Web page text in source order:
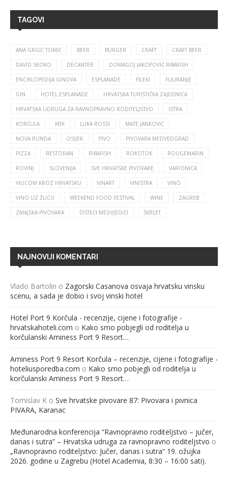
TAGOVI
ANA GRGIĆ TOMIĆ BEER BURGER CRAFT CRAFT BEER
DAVID SKOKO DECANTER DOMAGOJ JAKOPOVIĆ RIBAFISH
ENCIKLOPEDIJA GINOVA ESPLANADE FILEKI FULIRANJE
GIN HOTEL ESPLANADE HRVATSKA TURISTIČKA ZAJEDNICA
HRVATSKA UDRUGA ZA RAVNOPRAVNO RODITELJSTVO ISTRA
KORČULA KRK LUKA ROSSI MATE JANKOVIĆ
NOVA RUNDA OSIJEK PIVO PIVOVARA MEDVEDGRAD
PIZZA RESTORAN RIBAFISH ROKOTOK ROUGEMARIN
ROVINJ SLOVENIJA SVE HRVATSKE PIVOVARE VARIONICA
VILICOM KROZ HRVATSKU VINART VINISTRA VINO
VINO UZ ŽLICU WEEKEND FOOD FESTIVAL WINE ZAGREB
ZMAJSKA PIVOVARA ČISTEĆI MEDVJEDIĆI ŠKRLET
NAJNOVIJI KOMENTARI
Vlado Bartolin o Zagorski Casanova osvaja hrvatsku vinsku
scenu, a sada je dobio i svoj vinski hotel
Hotel Port 9 Korčula - recenzije, cijene i fotografije -
hrvatskahoteli.com o Kako smo pobjegli od roditelja u
korčulanski Aminess Port 9 Resort…
Aminess Port 9 Resort Korčula – recenzije, cijene i fotografije -
hoteliusporedba.com o Kako smo pobjegli od roditelja u
korčulanski Aminess Port 9 Resort…
Tomislav K o Sve hrvatske pivovare 87: Pivovara i pivnica
PIVARA, Karanac
Međunarodna konferencija “Ravnopravno roditeljstvo – jučer,
danas i sutra” – Hrvatska udruga za ravnopravno roditeljstvo o
„Ravnopravno roditeljstvo: Jučer, danas i sutra“ 19. ožujka
2026. godine u Zagrebu (Hotel Academia, 8:30 – 16:00 sati).